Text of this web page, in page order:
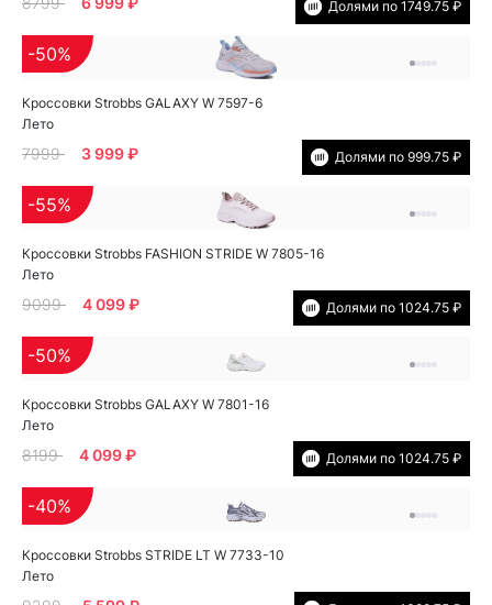
Долями по 1749.75 ₽
Кроссовки Strobbs GALAXY W 7597-6
Лето
-50%
7999 3 999 ₽ Долями по 999.75 ₽
Кроссовки Strobbs FASHION STRIDE W 7805-16
Лето
-55%
9099 4 099 ₽ Долями по 1024.75 ₽
Кроссовки Strobbs GALAXY W 7801-16
Лето
-50%
8199 4 099 ₽ Долями по 1024.75 ₽
Кроссовки Strobbs STRIDE LT W 7733-10
Лето
-40%